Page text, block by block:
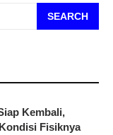
SEARCH
Kembali,
Fisiknya